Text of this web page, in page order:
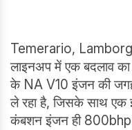
Temerario,
लाइनअप में एक बदलाव
के NA V10 इंजन की
ले रहा है, जिसके साथ एक
कंबशन इंजन ही 800bhp